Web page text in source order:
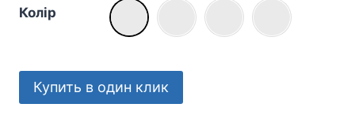
Колір
Купить в один клик